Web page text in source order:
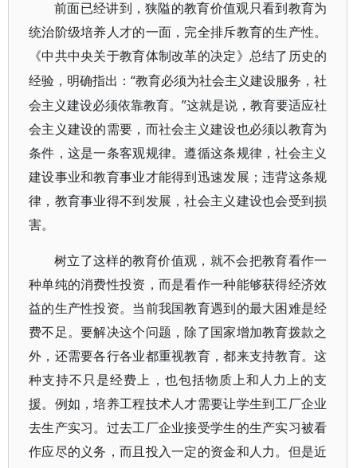
前面已经讲到，狭隘的教育价值观只看到教育为
统治阶级培养人才的一面，完全排斥教育的生产性。
《中共中央关于教育体制改革的决定》总结了历史的
经验，明确指出：“教育必须为社会主义建设服务，社
会主义建设必须依靠教育。”这就是说，教育要适应社
会主义建设的需要，而社会主义建设也必须以教育为
条件，这是一条客观规律。遵循这条规律，社会主义
建设事业和教育事业才能得到迅速发展；违背这条规
律，教育事业得不到发展，社会主义建设也会受到损
害。
树立了这样的教育价值观，就不会把教育看作一
种单纯的消费性投资，而是看作一种能够获得经济效
益的生产性投资。当前我国教育遇到的最大困难是经
费不足。要解决这个问题，除了国家增加教育拨款之
外，还需要各行各业都重视教育，都来支持教育。这
种支持不只是经费上，也包括物质上和人力上的支
援。例如，培养工程技术人才需要让学生到工厂企业
去生产实习。过去工厂企业接受学生的生产实习被看
作应尽的义务，而且投入一定的资金和人力。但是近